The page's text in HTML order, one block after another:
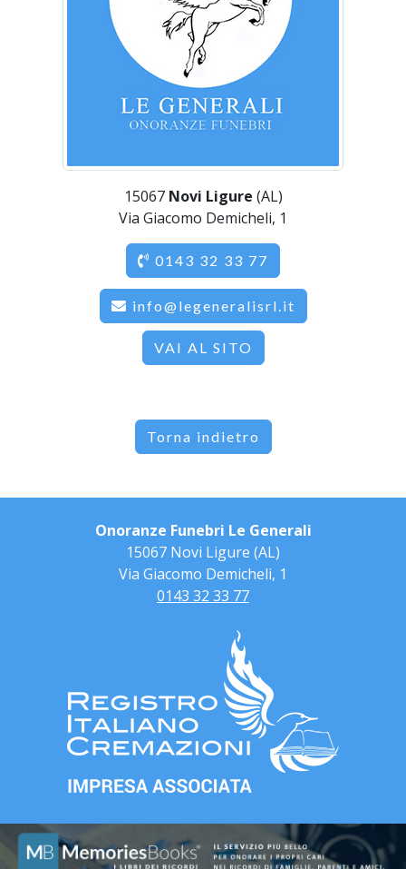
15067 Novi Ligure (AL)
Via Giacomo Demicheli, 1
0143 32 33 77
info@legeneralisrl.it
VAI AL SITO
Torna indietro
Onoranze Funebri Le Generali
15067 Novi Ligure (AL)
Via Giacomo Demicheli, 1
0143 32 33 77